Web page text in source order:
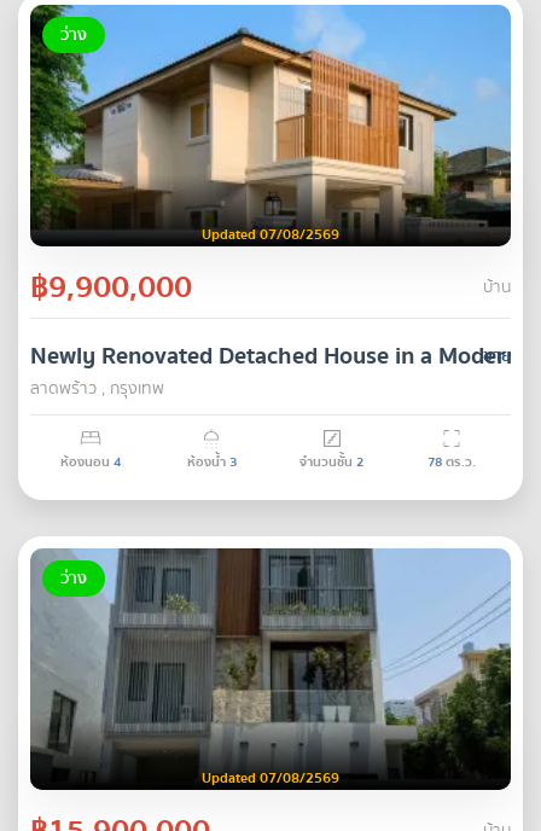
ว่าง
Updated 07/08/2569
฿9,900,000 บ้าน
ขาย
Newly Renovated Detached House in a
ลาดพร้าว , กรุงเทพ
ห้องนอน 4 ห้องน้ำ3 จำนวนชั้น 2 78ตร.ว.
ว่าง
Updated 07/08/2569